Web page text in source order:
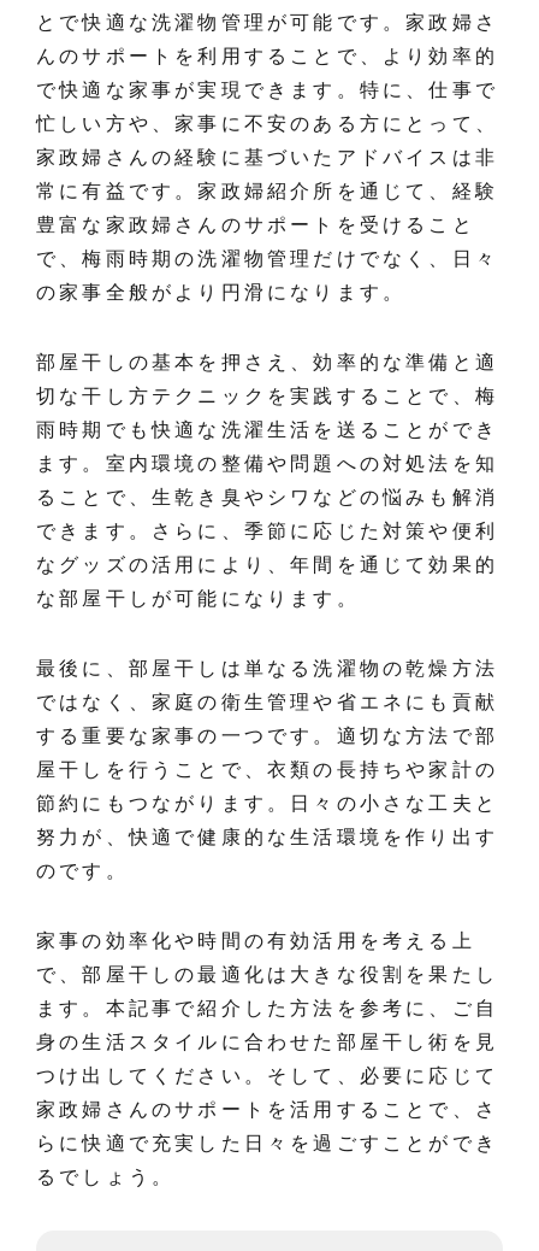
とで快適な洗濯物管理が可能です。家政婦さ
んのサポートを利用することで、より効率的
で快適な家事が実現できます。特に、仕事で
忙しい方や、家事に不安のある方にとって、
家政婦さんの経験に基づいたアドバイスは非
常に有益です。家政婦紹介所を通じて、経験
豊富な家政婦さんのサポートを受けること
で、梅雨時期の洗濯物管理だけでなく、日々
の家事全般がより円滑になります。
部屋干しの基本を押さえ、効率的な準備と適
切な干し方テクニックを実践することで、梅
雨時期でも快適な洗濯生活を送ることができ
ます。室内環境の整備や問題への対処法を知
ることで、生乾き臭やシワなどの悩みも解消
できます。さらに、季節に応じた対策や便利
なグッズの活用により、年間を通じて効果的
な部屋干しが可能になります。
最後に、部屋干しは単なる洗濯物の乾燥方法
ではなく、家庭の衛生管理や省エネにも貢献
する重要な家事の一つです。適切な方法で部
屋干しを行うことで、衣類の長持ちや家計の
節約にもつながります。日々の小さな工夫と
努力が、快適で健康的な生活環境を作り出す
のです。
家事の効率化や時間の有効活用を考える上
で、部屋干しの最適化は大きな役割を果たし
ます。本記事で紹介した方法を参考に、ご自
身の生活スタイルに合わせた部屋干し術を見
つけ出してください。そして、必要に応じて
家政婦さんのサポートを活用することで、さ
らに快適で充実した日々を過ごすことができ
るでしょう。